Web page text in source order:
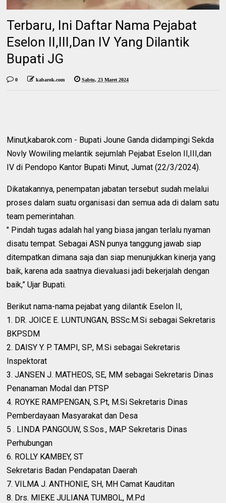
Terbaru, Ini Daftar Nama Pejabat
Eselon II,III,Dan IV Yang Dilantik
Bupati JG
0 kabarok.com Sabtu, 23 Maret 2024
Minut,kabarok.com - Bupati Joune Ganda didampingi Sekda
Novly Wowiling melantik sejumlah Pejabat Eselon II,III,dan
IV di Pendopo Kantor Bupati Minut, Jumat (22/3/2024).
Dikatakannya, penempatan jabatan tersebut sudah melalui
proses dalam suatu organisasi dan semua ada di dalam satu
team pemerintahan.
" Pindah tugas adalah hal yang biasa jangan terlalu nyaman
disatu tempat. Sebagai ASN punya tanggung jawab siap
ditempatkan dimana saja dan siap menunjukkan kinerja yang
baik, karena ada saatnya dievaluasi jadi bekerjalah dengan
baik,” Ujar Bupati.
Berikut nama-nama pejabat yang dilantik Eselon II,
1. DR. JOICE E. LUNTUNGAN, BSSc.M.Si sebagai Sekretaris
BKPSDM
2. DAISY Y. P. TAMPI, SP., M.Si sebagai Sekretaris
Inspektorat
3. JANSEN J. MATHEOS, SE, MM sebagai Sekretaris Dinas
Penanaman Modal dan PTSP
4. ROYKE RAMPENGAN, S.Pt, M.Si Sekretaris Dinas
Pemberdayaan Masyarakat dan Desa
5 . LINDA PANGOUW, S.Sos., MAP Sekretaris Dinas
Perhubungan
6. ROLLY KAMBEY, ST
Sekretaris Badan Pendapatan Daerah
7. VILMA J. ANTHONIE, SH, MH Camat Kauditan
8. Drs. MIEKE JULIANA TUMBOL, M.Pd